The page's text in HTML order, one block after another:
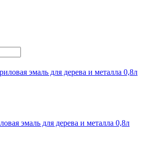
эмаль для дерева и металла 0,8л